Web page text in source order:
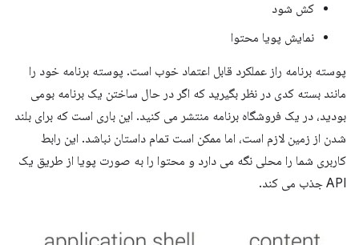
کش شود
نمایش پویا محتوا
پوسته برنامه راز عملکرد قابل اعتماد خوب است. پوسته برنامه خود را
مانند بسته کدی در نظر بگیرید که اگر در حال ساختن یک برنامه بومی
بودید، در یک فروشگاه برنامه منتشر می کنید. این باری است که برای بلند
شدن از زمین لازم است، اما ممکن است تمام داستان نباشد. این رابط
کاربری شما را محلی نگه می دارد و محتوا را به صورت پویا از طریق یک
API جذب می کند.